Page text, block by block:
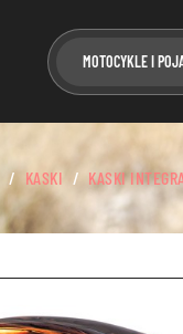
MOTOCYKLE I
KASKI KASKI